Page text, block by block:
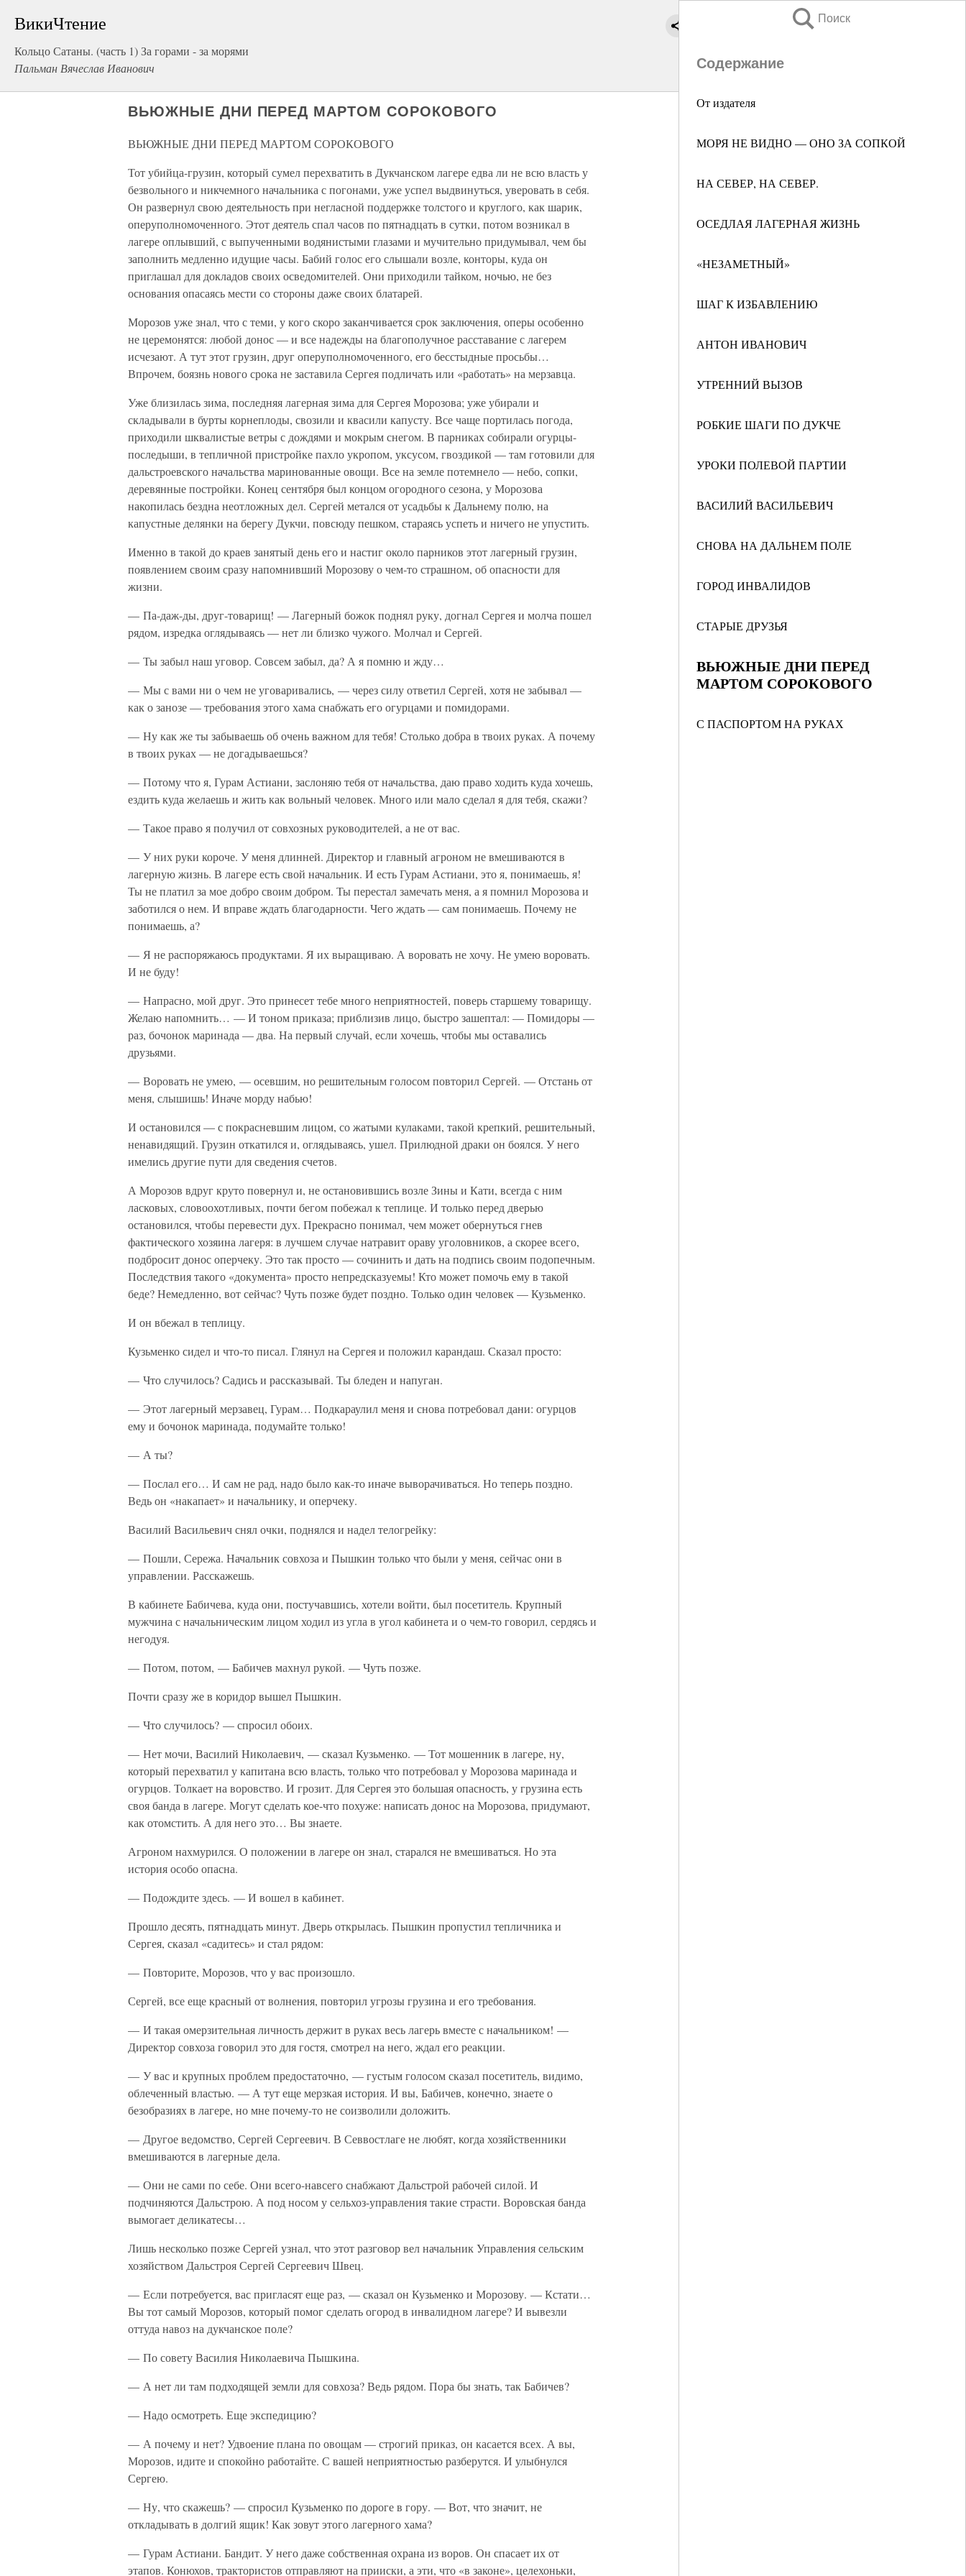
ВикиЧтение
Кольцо Сатаны. (часть 1) За горами - за морями
Пальман Вячеслав Иванович
Поиск
Содержание
От издателя
МОРЯ НЕ ВИДНО — ОНО ЗА СОПКОЙ
НА СЕВЕР, НА СЕВЕР.
ОСЕДЛАЯ ЛАГЕРНАЯ ЖИЗНЬ
«НЕЗАМЕТНЫЙ»
ШАГ К ИЗБАВЛЕНИЮ
АНТОН ИВАНОВИЧ
УТРЕННИЙ ВЫЗОВ
РОБКИЕ ШАГИ ПО ДУКЧЕ
УРОКИ ПОЛЕВОЙ ПАРТИИ
ВАСИЛИЙ ВАСИЛЬЕВИЧ
СНОВА НА ДАЛЬНЕМ ПОЛЕ
ГОРОД ИНВАЛИДОВ
СТАРЫЕ ДРУЗЬЯ
ВЬЮЖНЫЕ ДНИ ПЕРЕД
МАРТОМ СОРОКОВОГО
С ПАСПОРТОМ НА РУКАХ
ВЬЮЖНЫЕ ДНИ ПЕРЕД МАРТОМ СОРОКОВОГО
ВЬЮЖНЫЕ ДНИ ПЕРЕД МАРТОМ СОРОКОВОГО
Тот убийца-грузин, который сумел перехватить в Дукчанском лагере едва ли не всю власть у
безвольного и никчемного начальника с погонами, уже успел выдвинуться, уверовать в себя.
Он развернул свою деятельность при негласной поддержке толстого и круглого, как шарик,
оперуполномоченного. Этот деятель спал часов по пятнадцать в сутки, потом возникал в
лагере оплывший, с выпученными водянистыми глазами и мучительно придумывал, чем бы
заполнить медленно идущие часы. Бабий голос его слышали возле, конторы, куда он
приглашал для докладов своих осведомителей. Они приходили тайком, ночью, не без
основания опасаясь мести со стороны даже своих блатарей.
Морозов уже знал, что с теми, у кого скоро заканчивается срок заключения, оперы особенно
не церемонятся: любой донос — и все надежды на благополучное расставание с лагерем
исчезают. А тут этот грузин, друг оперуполномоченного, его бесстыдные просьбы…
Впрочем, боязнь нового срока не заставила Сергея подличать или «работать» на мерзавца.
Уже близилась зима, последняя лагерная зима для Сергея Морозова; уже убирали и
складывали в бурты корнеплоды, свозили и квасили капусту. Все чаще портилась погода,
приходили шквалистые ветры с дождями и мокрым снегом. В парниках собирали огурцы-
последыши, в тепличной пристройке пахло укропом, уксусом, гвоздикой — там готовили для
дальстроевского начальства маринованные овощи. Все на земле потемнело — небо, сопки,
деревянные постройки. Конец сентября был концом огородного сезона, у Морозова
накопилась бездна неотложных дел. Сергей метался от усадьбы к Дальнему полю, на
капустные делянки на берегу Дукчи, повсюду пешком, стараясь успеть и ничего не упустить.
Именно в такой до краев занятый день его и настиг около парников этот лагерный грузин,
появлением своим сразу напомнивший Морозову о чем-то страшном, об опасности для
жизни.
— Па-даж-ды, друг-товарищ! — Лагерный божок поднял руку, догнал Сергея и молча пошел
рядом, изредка оглядываясь — нет ли близко чужого. Молчал и Сергей.
— Ты забыл наш уговор. Совсем забыл, да? А я помню и жду…
— Мы с вами ни о чем не уговаривались, — через силу ответил Сергей, хотя не забывал —
как о занозе — требования этого хама снабжать его огурцами и помидорами.
— Ну как же ты забываешь об очень важном для тебя! Столько добра в твоих руках. А почему
в твоих руках — не догадываешься?
— Потому что я, Гурам Астиани, заслоняю тебя от начальства, даю право ходить куда хочешь,
ездить куда желаешь и жить как вольный человек. Много или мало сделал я для тебя, скажи?
— Такое право я получил от совхозных руководителей, а не от вас.
— У них руки короче. У меня длинней. Директор и главный агроном не вмешиваются в
лагерную жизнь. В лагере есть свой начальник. И есть Гурам Астиани, это я, понимаешь, я!
Ты не платил за мое добро своим добром. Ты перестал замечать меня, а я помнил Морозова и
заботился о нем. И вправе ждать благодарности. Чего ждать — сам понимаешь. Почему не
понимаешь, а?
— Я не распоряжаюсь продуктами. Я их выращиваю. А воровать не хочу. Не умею воровать.
И не буду!
— Напрасно, мой друг. Это принесет тебе много неприятностей, поверь старшему товарищу.
Желаю напомнить… — И тоном приказа; приблизив лицо, быстро зашептал: — Помидоры —
раз, бочонок маринада — два. На первый случай, если хочешь, чтобы мы оставались
друзьями.
— Воровать не умею, — осевшим, но решительным голосом повторил Сергей. — Отстань от
меня, слышишь! Иначе морду набью!
И остановился — с покрасневшим лицом, со жатыми кулаками, такой крепкий, решительный,
ненавидящий. Грузин откатился и, оглядываясь, ушел. Прилюдной драки он боялся. У него
имелись другие пути для сведения счетов.
А Морозов вдруг круто повернул и, не остановившись возле Зины и Кати, всегда с ним
ласковых, словоохотливых, почти бегом побежал к теплице. И только перед дверью
остановился, чтобы перевести дух. Прекрасно понимал, чем может обернуться гнев
фактического хозяина лагеря: в лучшем случае натравит ораву уголовников, а скорее всего,
подбросит донос оперчеку. Это так просто — сочинить и дать на подпись своим подопечным.
Последствия такого «документа» просто непредсказуемы! Кто может помочь ему в такой
беде? Немедленно, вот сейчас? Чуть позже будет поздно. Только один человек — Кузьменко.
И он вбежал в теплицу.
Кузьменко сидел и что-то писал. Глянул на Сергея и положил карандаш. Сказал просто:
— Что случилось? Садись и рассказывай. Ты бледен и напуган.
— Этот лагерный мерзавец, Гурам… Подкараулил меня и снова потребовал дани: огурцов
ему и бочонок маринада, подумайте только!
— А ты?
— Послал его… И сам не рад, надо было как-то иначе выворачиваться. Но теперь поздно.
Ведь он «накапает» и начальнику, и оперчеку.
Василий Васильевич снял очки, поднялся и надел телогрейку:
— Пошли, Сережа. Начальник совхоза и Пышкин только что были у меня, сейчас они в
управлении. Расскажешь.
В кабинете Бабичева, куда они, постучавшись, хотели войти, был посетитель. Крупный
мужчина с начальническим лицом ходил из угла в угол кабинета и о чем-то говорил, сердясь и
негодуя.
— Потом, потом, — Бабичев махнул рукой. — Чуть позже.
Почти сразу же в коридор вышел Пышкин.
— Что случилось? — спросил обоих.
— Нет мочи, Василий Николаевич, — сказал Кузьменко. — Тот мошенник в лагере, ну,
который перехватил у капитана всю власть, только что потребовал у Морозова маринада и
огурцов. Толкает на воровство. И грозит. Для Сергея это большая опасность, у грузина есть
своя банда в лагере. Могут сделать кое-что похуже: написать донос на Морозова, придумают,
как отомстить. А для него это… Вы знаете.
Агроном нахмурился. О положении в лагере он знал, старался не вмешиваться. Но эта
история особо опасна.
— Подождите здесь. — И вошел в кабинет.
Прошло десять, пятнадцать минут. Дверь открылась. Пышкин пропустил тепличника и
Сергея, сказал «садитесь» и стал рядом:
— Повторите, Морозов, что у вас произошло.
Сергей, все еще красный от волнения, повторил угрозы грузина и его требования.
— И такая омерзительная личность держит в руках весь лагерь вместе с начальником! —
Директор совхоза говорил это для гостя, смотрел на него, ждал его реакции.
— У вас и крупных проблем предостаточно, — густым голосом сказал посетитель, видимо,
облеченный властью. — А тут еще мерзкая история. И вы, Бабичев, конечно, знаете о
безобразиях в лагере, но мне почему-то не соизволили доложить.
— Другое ведомство, Сергей Сергеевич. В Севвостлаге не любят, когда хозяйственники
вмешиваются в лагерные дела.
— Они не сами по себе. Они всего-навсего снабжают Дальстрой рабочей силой. И
подчиняются Дальстрою. А под носом у сельхоз-управления такие страсти. Воровская банда
вымогает деликатесы…
Лишь несколько позже Сергей узнал, что этот разговор вел начальник Управления сельским
хозяйством Дальстроя Сергей Сергеевич Швец.
— Если потребуется, вас пригласят еще раз, — сказал он Кузьменко и Морозову. — Кстати…
Вы тот самый Морозов, который помог сделать огород в инвалидном лагере? И вывезли
оттуда навоз на дукчанское поле?
— По совету Василия Николаевича Пышкина.
— А нет ли там подходящей земли для совхоза? Ведь рядом. Пора бы знать, так Бабичев?
— Надо осмотреть. Еще экспедицию?
— А почему и нет? Удвоение плана по овощам — строгий приказ, он касается всех. А вы,
Морозов, идите и спокойно работайте. С вашей неприятностью разберутся. И улыбнулся
Сергею.
— Ну, что скажешь? — спросил Кузьменко по дороге в гору. — Вот, что значит, не
откладывать в долгий ящик! Как зовут этого лагерного хама?
— Гурам Астиани. Бандит. У него даже собственная охрана из воров. Он спасает их от
этапов. Конюхов, трактористов отправляют на прииски, а эти, что «в законе», целехоньки,